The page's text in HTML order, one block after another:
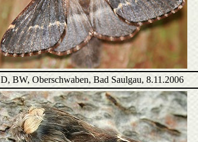
D, BW, Oberschwaben, Bad Saulgau, 8.11.2006